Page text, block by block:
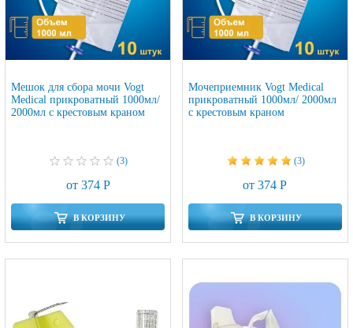
Мешок для сбора мочи Vogt
Medical прикроватный 1000мл/
2000мл с крестовым краном
(3)
от 374 Р
В КОРЗИНУ
Мочеприемник Vogt Medical
прикроватный 1000мл/ 2000мл
с крестовым краном
(3)
от 374 Р
В КОРЗИНУ